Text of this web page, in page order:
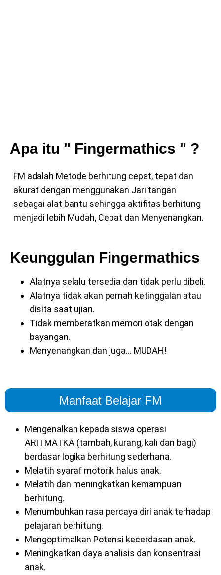
Apa itu " Fingermathics " ?
FM adalah Metode berhitung cepat, tepat dan
akurat dengan menggunakan Jari tangan
sebagai alat bantu sehingga aktifitas berhitung
menjadi lebih Mudah, Cepat dan Menyenangkan.
Keunggulan Fingermathics
Alatnya selalu tersedia dan tidak perlu dibeli.
Alatnya tidak akan pernah ketinggalan atau
disita saat ujian.
Tidak memberatkan memori otak dengan
bayangan.
Menyenangkan dan juga… MUDAH!
Manfaat Belajar FM
Mengenalkan kepada siswa operasi
ARITMATKA (tambah, kurang, kali dan bagi)
berdasar logika berhitung sederhana.
Melatih syaraf motorik halus anak.
Melatih dan meningkatkan kemampuan
berhitung.
Menumbuhkan rasa percaya diri anak terhadap
pelajaran berhitung.
Mengoptimalkan Potensi kecerdasan anak.
Meningkatkan daya analisis dan konsentrasi
anak.